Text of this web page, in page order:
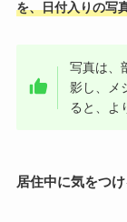
を、日付入りの写
写真は、
影し、メ
ると、よ
居住中に気をつ